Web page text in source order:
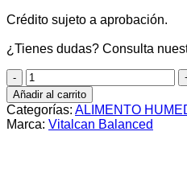
Crédito sujeto a aprobación.
¿Tienes dudas? Consulta
Lata
Balanced
gato
adulto
x
Añadir al carrito
Categorías: ALIMENTO
Marca: Vitalcan Balanced